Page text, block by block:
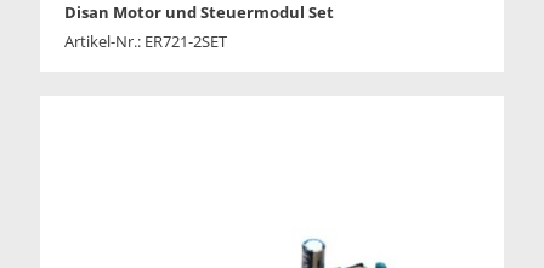
Disan Motor und Steuermodul Set
Artikel-Nr.: ER721-2SET